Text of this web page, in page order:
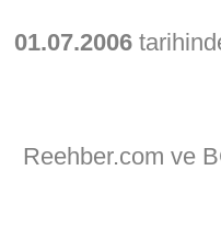
01.07.2006
Reehber.com ve